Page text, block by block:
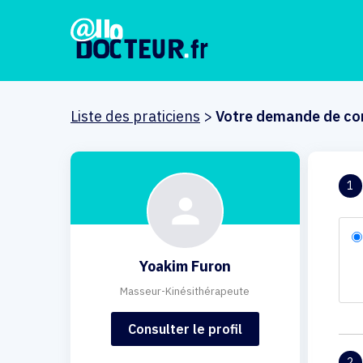
Liste des praticiens > Votre demande de
Yoakim Furon
Masseur-Kinésithérapeute
Consulter le profil
1